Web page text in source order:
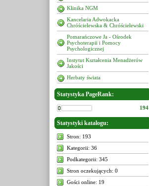
Klinika NGM
Kancelaria Adwokacka
Chróścielewska & Chróścielewski
Pomarańczowe Ja - Ośrodek
Psychoterapii i Pomocy
Psychologicznej
Instytut Kształcenia Menadżerów
Jakości
Herbaty świata
Statystyka PageRank:
194
Statystyki katalogu:
Stron: 193
Kategorii: 36
Podkategorii: 345
Stron oczekujących: 0
Gości online: 19